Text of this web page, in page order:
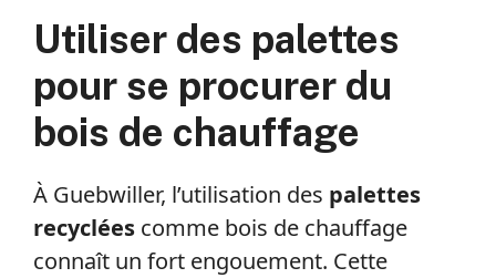
Utiliser des palettes
pour se procurer du
bois de chauffage
À Guebwiller, l’utilisation des palettes
recyclées comme bois de chauffage
connaît un fort engouement. Cette